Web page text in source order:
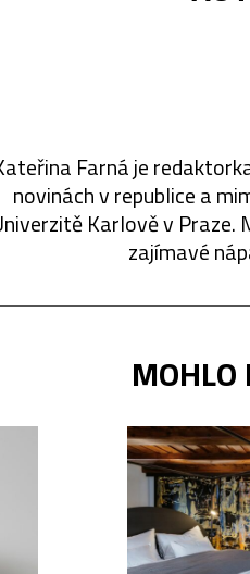
Farná je
novinách v republice a
Karlově v Praze.
zajímavé
MOHLO